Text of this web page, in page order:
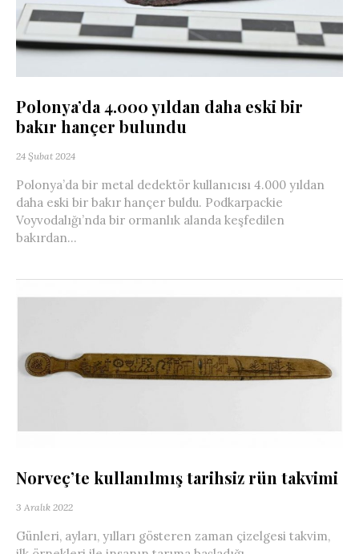
Polonya’da 4.000 yıldan daha eski bir
bakır hançer bulundu
24 Şubat 2024
Polonya’da bir metal dedektör kullanıcısı 4.000 yıldan
daha eski bir bakır hançer buldu. Podkarpackie
Voyvodalığı’nda bir ormanlık alanda keşfedilen
bakırdan...
Norveç’te kullanılmış tarihsiz rün takvimi
3 Aralık 2022
Günleri, ayları, yılları gösteren zaman çizelgesi takvim,